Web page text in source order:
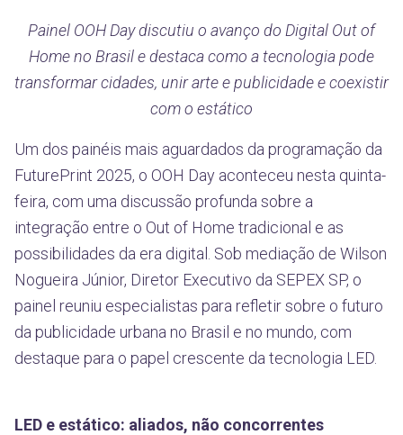
Painel OOH Day discutiu o avanço do Digital Out of
Home no Brasil e destaca como a tecnologia pode
transformar cidades, unir arte e publicidade e coexistir
com o estático
Um dos painéis mais aguardados da programação da
FuturePrint 2025, o OOH Day aconteceu nesta quinta-
feira, com uma discussão profunda sobre a
integração entre o Out of Home tradicional e as
possibilidades da era digital. Sob mediação de Wilson
Nogueira Júnior, Diretor Executivo da SEPEX SP, o
painel reuniu especialistas para refletir sobre o futuro
da publicidade urbana no Brasil e no mundo, com
destaque para o papel crescente da tecnologia LED.
LED e estático: aliados, não concorrentes